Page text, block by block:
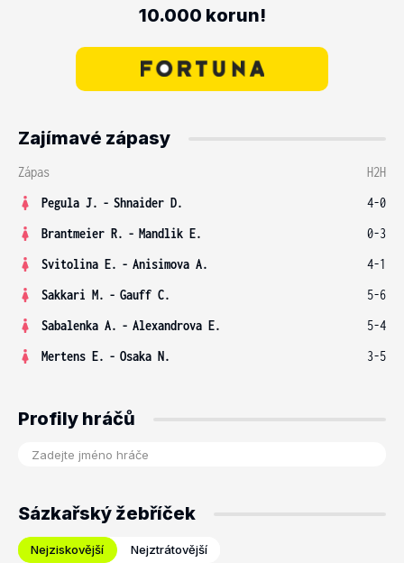
10.000 korun!
Zajímavé zápasy
Zápas
H2H
Pegula J. - Shnaider D.
4-0
Brantmeier R. - Mandlik E.
0-3
Svitolina E. - Anisimova A.
4-1
Sakkari M. - Gauff C.
5-6
Sabalenka A. - Alexandrova E.
5-4
Mertens E. - Osaka N. 3-5
Profily hráčů
Sázkařský žebříček
Nejziskovější Nejztrátovější